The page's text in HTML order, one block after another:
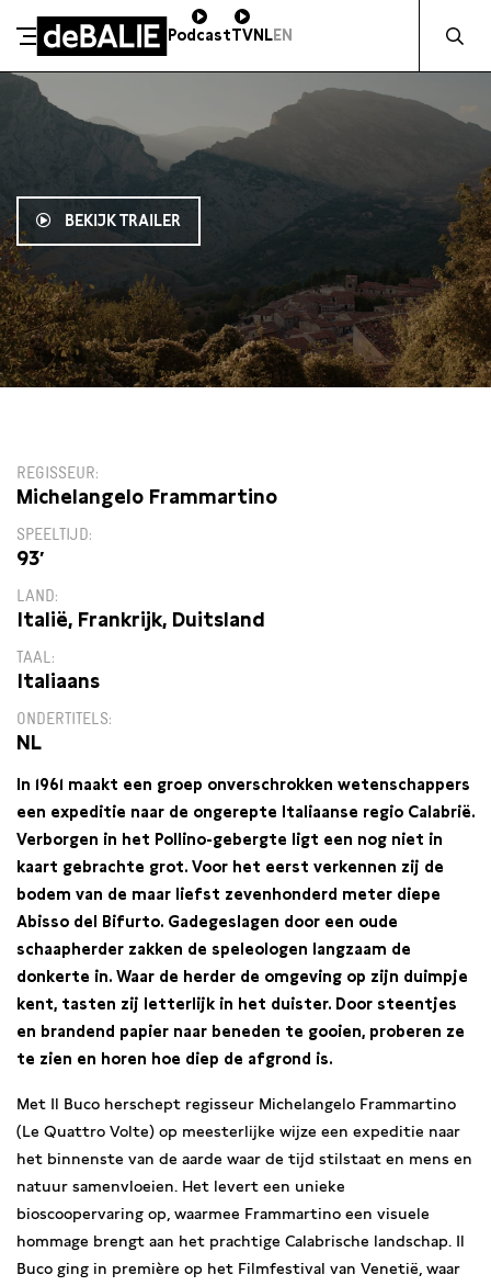
Meteen naar de content
De Balie
PodcastTVNLEN
BEKIJK TRAILER
REGISSEUR
Michelangelo Frammartino
SPEELTIJD
93′
LAND
Italië, Frankrijk, Duitsland
TAAL
Italiaans
ONDERTITELS
NL
In 1961 maakt een groep onverschrokken wetenschappers
een expeditie naar de ongerepte Italiaanse regio Calabrië.
Verborgen in het Pollino-gebergte ligt een nog niet in
kaart gebrachte grot. Voor het eerst verkennen zij de
bodem van de maar liefst zevenhonderd meter diepe
Abisso del Bifurto. Gadegeslagen door een oude
schaapherder zakken de speleologen langzaam de
donkerte in. Waar de herder de omgeving op zijn duimpje
kent, tasten zij letterlijk in het duister. Door steentjes
en brandend papier naar beneden te gooien, proberen ze
te zien en horen hoe diep de afgrond is.
Met Il Buco herschept regisseur Michelangelo Frammartino
(Le Quattro Volte) op meesterlijke wijze een expeditie naar
het binnenste van de aarde waar de tijd stilstaat en mens en
natuur samenvloeien. Het levert een unieke
bioscoopervaring op, waarmee Frammartino een visuele
hommage brengt aan het prachtige Calabrische landschap. Il
Buco ging in première op het Filmfestival van Venetië, waar